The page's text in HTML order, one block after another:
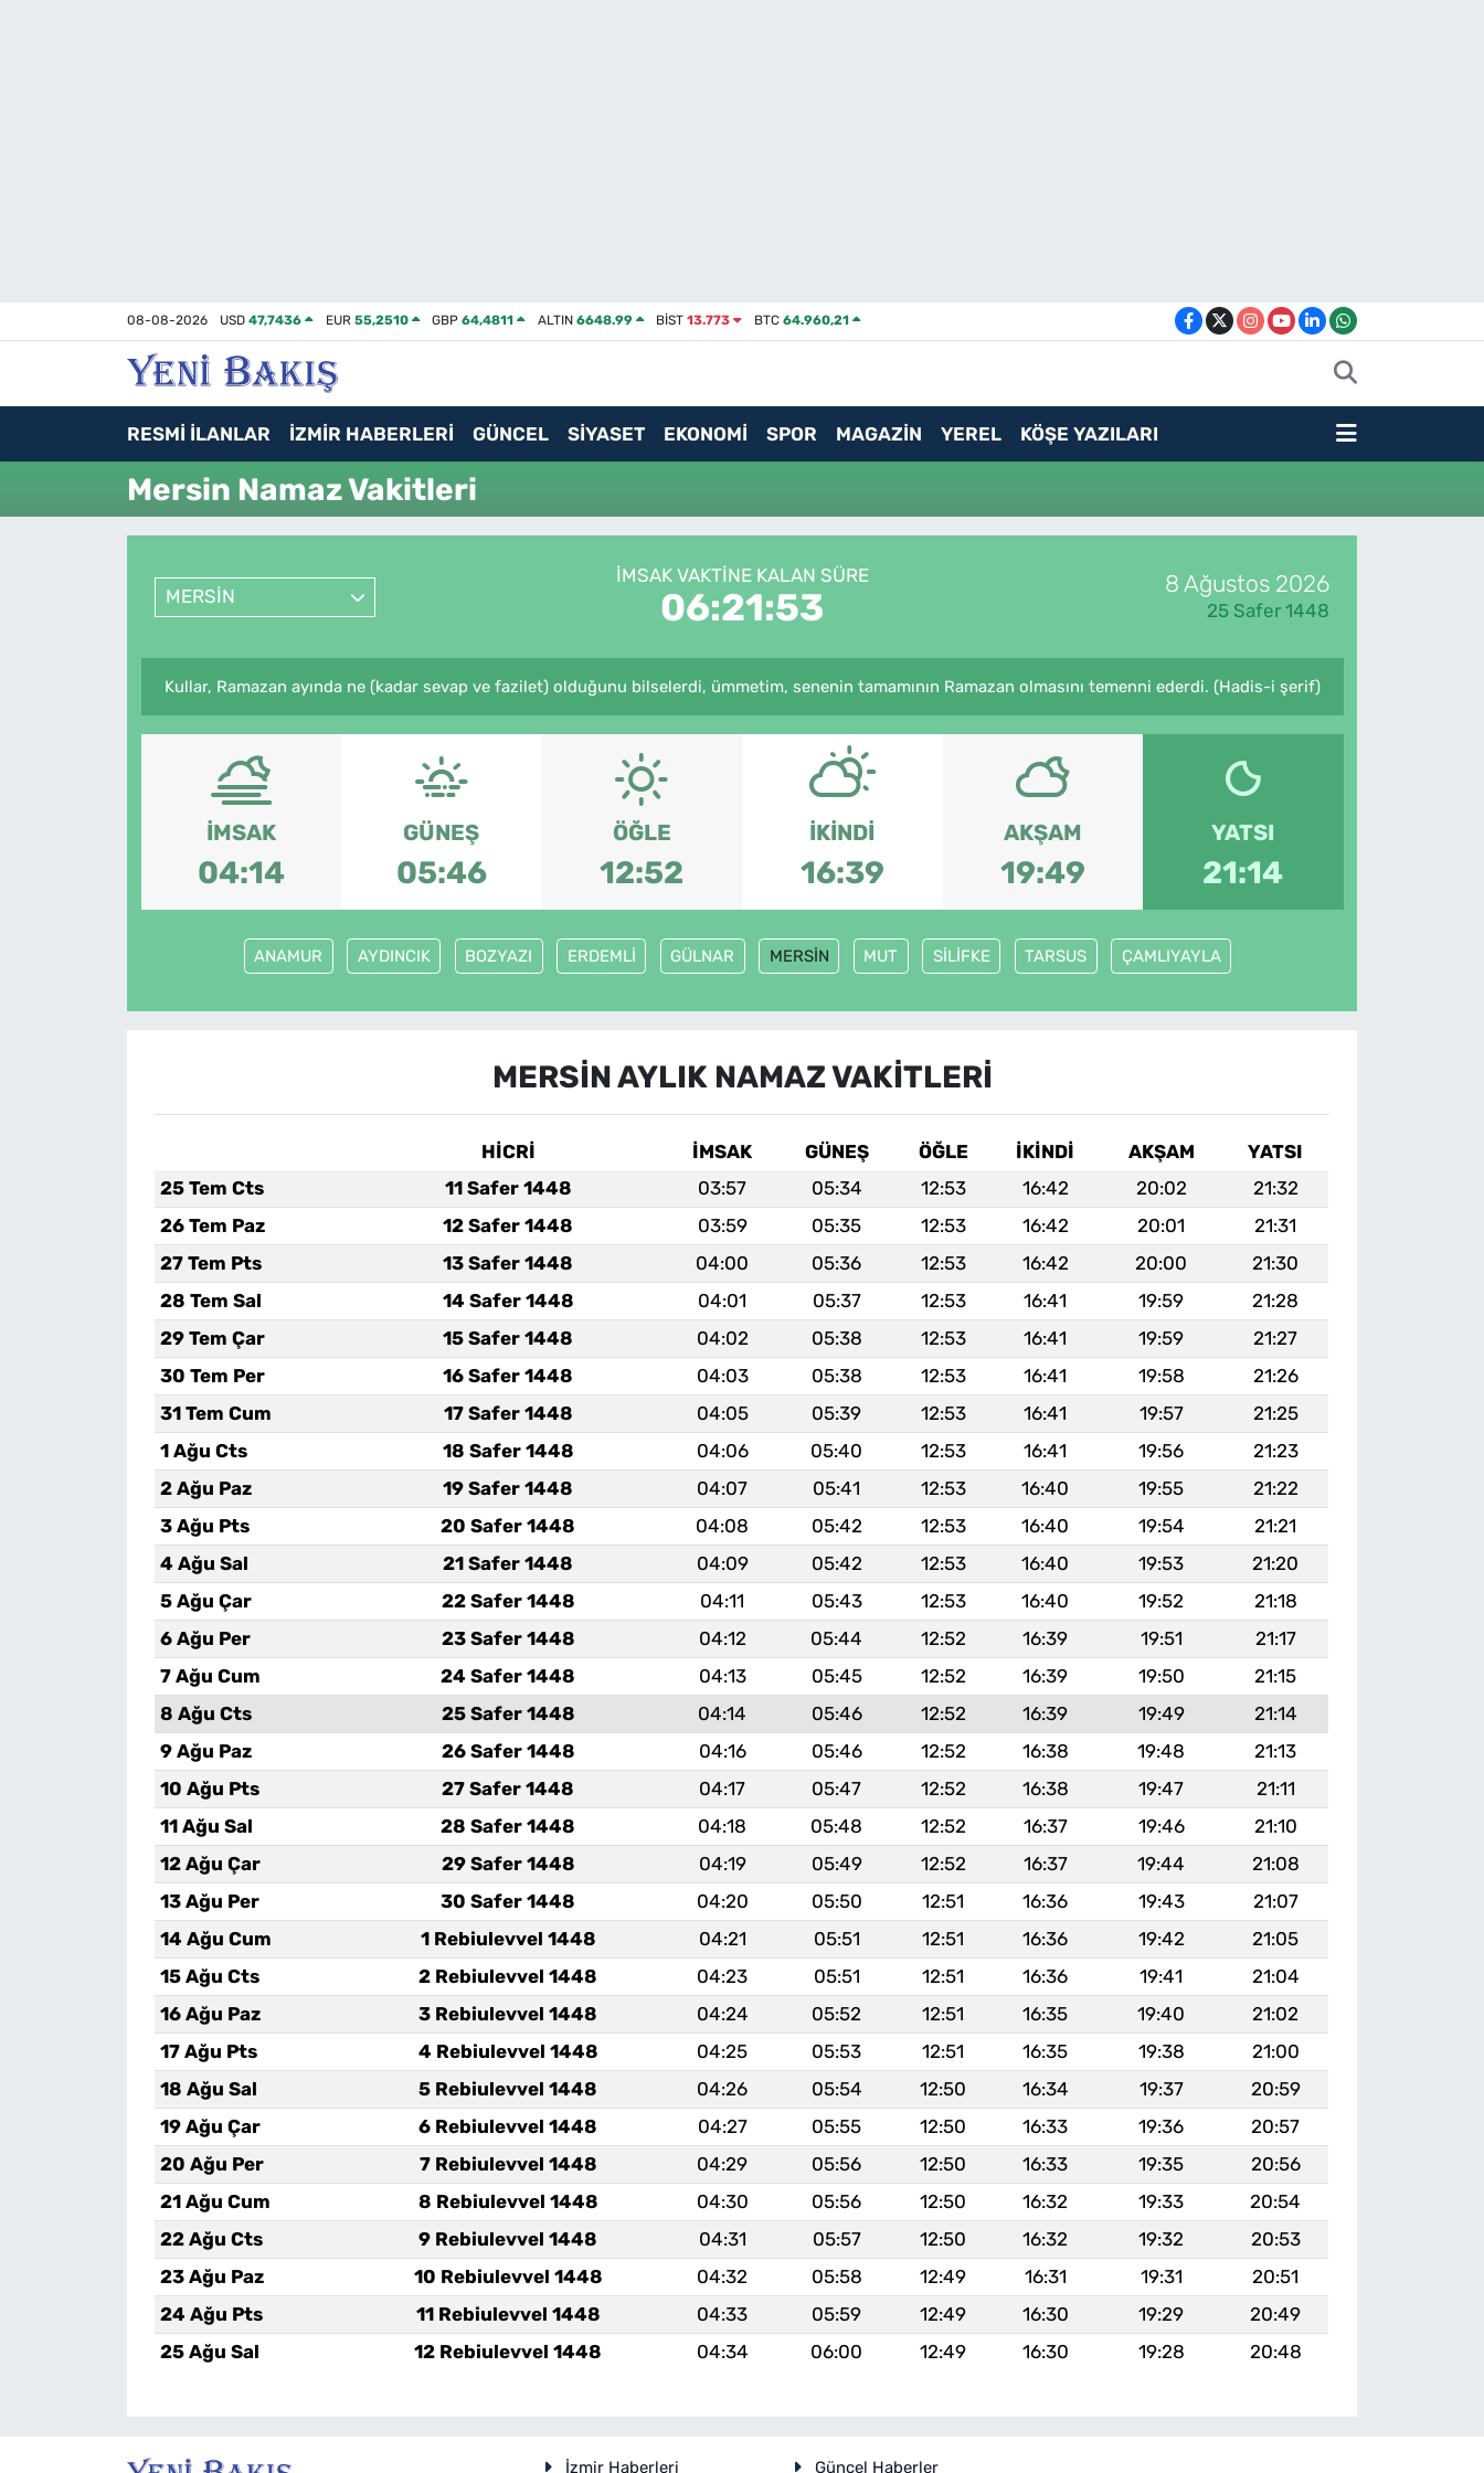
08-08-2026 USD47,7436 EUR 55,2510 GBP64,4811 ALTIN 6648.99 BİST13.773 BTC 64.960,21
RESMİ İLANLAR İZMİR HABERLERİ GÜNCEL SİYASET EKONOMİ SPOR MAGAZİN YEREL KÖŞE YAZILARI
Mersin Namaz Vakitleri
MERSİN
İMSAK VAKTINE KALAN SÜRE
06:21:53
8 Ağustos 2026
25 Safer 1448
Kullar, Ramazan ayında ne (kadar sevap ve fazilet) olduğunu bilselerdi, ümmetim, senenin tamamının Ramazan olmasını temenni ederdi. (Hadis-i şerif)
İMSAK
04:14
GÜNEŞ
05:46
ÖĞLE
12:52
İKINDI
16:39
AKŞAM
19:49
YATSI
21:14
ANAMUR AYDINCIK BOZYAZI ERDEMLİ GÜLNAR MERSİN MUT SİLİFKE TARSUS ÇAMLIYAYLA
MERSİN AYLIK NAMAZ VAKITLERI
HİCRİ İMSAK GÜNEŞ ÖĞLE İKINDI AKŞAM
YATSI
25 Tem Cts
11 Safer 1448 03:57 05:34 12:53 16:42 20:02
21:32
26 Tem Paz
12 Safer 1448 03:59 05:35 12:53 16:42 20:01
21:31
27 Tem Pts
13 Safer 1448 04:00 05:36 12:53 16:42 20:00
21:30
28 Tem Sal
14 Safer 1448 04:01 05:37 12:53 16:41 19:59
21:28
29 Tem Çar
15 Safer 1448 04:02 05:38 12:53 16:41 19:59
21:27
30 Tem Per
16 Safer 1448 04:03 05:38 12:53 16:41 19:58
21:26
31 Tem Cum
17 Safer 1448 04:05 05:39 12:53 16:41 19:57
21:25
1 Ağu Cts
18 Safer 1448 04:06 05:40 12:53 16:41 19:56
21:23
2 Ağu Paz
19 Safer 1448 04:07 05:41 12:53 16:40 19:55
21:22
3 Ağu Pts
20 Safer 1448 04:08 05:42 12:53 16:40 19:54
21:21
4 Ağu Sal
21 Safer 1448 04:09 05:42 12:53 16:40 19:53
21:20
5 Ağu Çar
22 Safer 1448 04:11 05:43 12:53 16:40 19:52
21:18
6 Ağu Per
23 Safer 1448 04:12 05:44 12:52 16:39 19:51
21:17
7 Ağu Cum
24 Safer 1448 04:13 05:45 12:52 16:39 19:50
21:15
8 Ağu Cts
25 Safer 1448 04:14 05:46 12:52 16:39 19:49
21:14
9 Ağu Paz
26 Safer 1448 04:16 05:46 12:52 16:38 19:48
21:13
10 Ağu Pts
27 Safer 1448 04:17 05:47 12:52 16:38 19:47
21:11
11 Ağu Sal
28 Safer 1448 04:18 05:48 12:52 16:37 19:46
21:10
12 Ağu Çar
29 Safer 1448 04:19 05:49 12:52 16:37 19:44
21:08
13 Ağu Per
30 Safer 1448 04:20 05:50 12:51 16:36 19:43
21:07
14 Ağu Cum
1 Rebiulevvel 1448 04:21 05:51 12:51 16:36 19:42
21:05
15 Ağu Cts
2 Rebiulevvel 1448 04:23 05:51 12:51 16:36 19:41
21:04
16 Ağu Paz
3 Rebiulevvel 1448 04:24 05:52 12:51 16:35 19:40
21:02
17 Ağu Pts
4 Rebiulevvel 1448 04:25 05:53 12:51 16:35 19:38
21:00
18 Ağu Sal
5 Rebiulevvel 1448 04:26 05:54 12:50 16:34 19:37
20:59
19 Ağu Çar
6 Rebiulevvel 1448 04:27 05:55 12:50 16:33 19:36
20:57
20 Ağu Per
7 Rebiulevvel 1448 04:29 05:56 12:50 16:33 19:35
20:56
21 Ağu Cum
8 Rebiulevvel 1448 04:30 05:56 12:50 16:32 19:33
20:54
22 Ağu Cts
9 Rebiulevvel 1448 04:31 05:57 12:50 16:32 19:32
20:53
23 Ağu Paz
10 Rebiulevvel 1448 04:32 05:58 12:49 16:31 19:31
20:51
24 Ağu Pts
11 Rebiulevvel 1448 04:33 05:59 12:49 16:30 19:29
20:49
25 Ağu Sal
12 Rebiulevvel 1448 04:34 06:00 12:49 16:30 19:28 20:48
İzmir Haberleri Güncel Haberler
Asayiş / Polis-Adliye
Magazin
Foto Galeri